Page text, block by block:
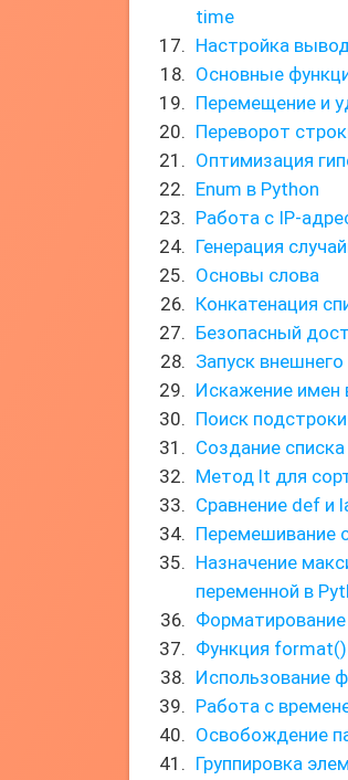
time
Настройка
Основные
Перемещение и
Переворот
Оптимизация
Enum в Python
Работа с IP-
Генерация
Основы слова
Конкатенация
Безопасный
Запуск
Искажение имен
Поиск
Создание
Метод lt для
Сравнение def и
Перемешивание
Назначение
переменной в
Функция
Использование
Работа с
Освобождение
Группировка